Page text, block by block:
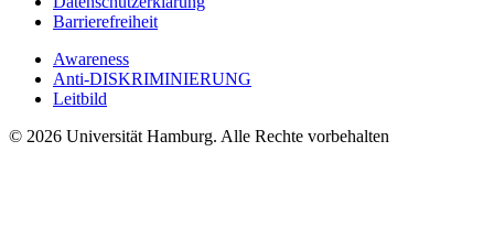
Barrierefreiheit
Awareness
Anti-DISKRIMINIERUNG
Leitbild
© 2026 Universität Hamburg. Alle Rechte vorbehalten